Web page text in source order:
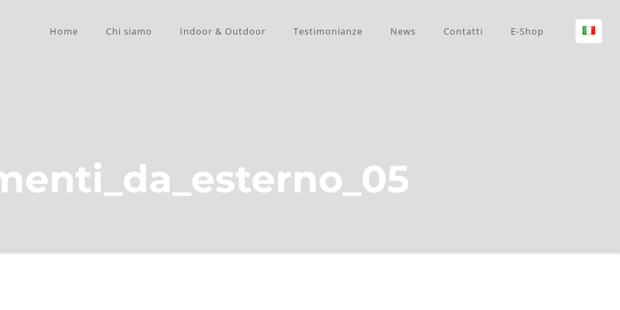
Home Chi siamo Indoor & Outdoor Testimonianze News Contatti E-Shop